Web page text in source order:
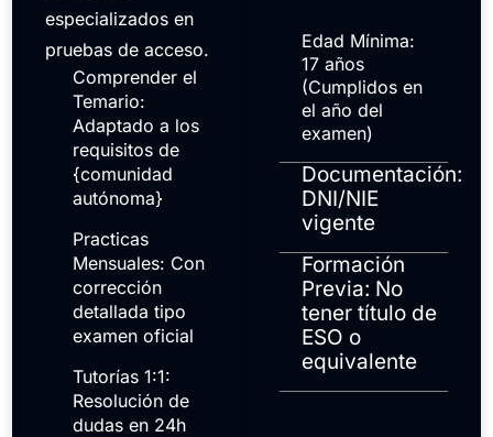
especializados en
pruebas de acceso.
Comprender el
Temario:
Adaptado a los
requisitos de
{comunidad
autónoma}
Practicas
Mensuales: Con
corrección
detallada tipo
examen oficial
Tutorías 1:1:
Resolución de
dudas en 24h
Edad Mínima:
17 años
(Cumplidos en
el año del
examen)
Documentación:
DNI/NIE
vigente
Formación
Previa: No
tener título de
ESO o
equivalente